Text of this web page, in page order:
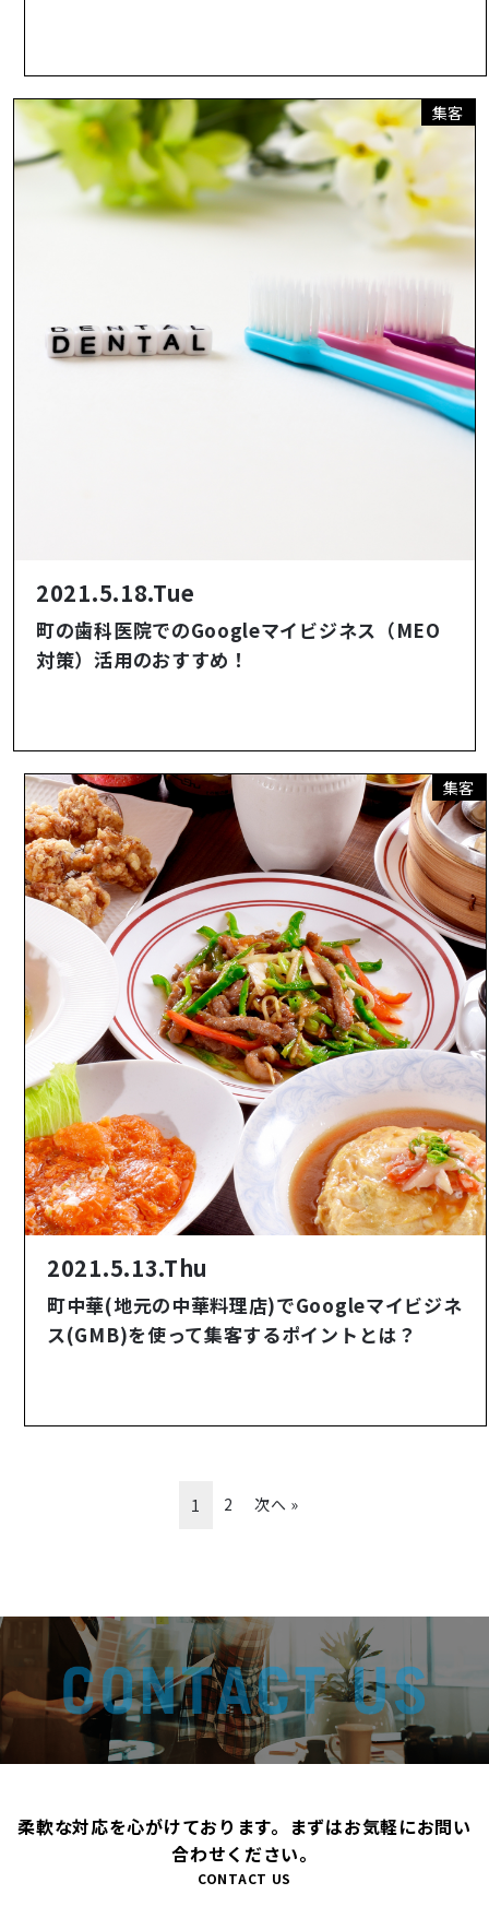
集客
2021.5.18.Tue
町の歯科医院でのGoogleマイビジネス（MEO
対策）活用のおすすめ！
集客
2021.5.13.Thu
町中華(地元の中華料理店)でGoogleマイビジネ
ス(GMB)を使って集客するポイントとは？
1 2 次へ »
柔軟な対応を心がけております。まずはお気軽にお問い
合わせください。
CONTACT US